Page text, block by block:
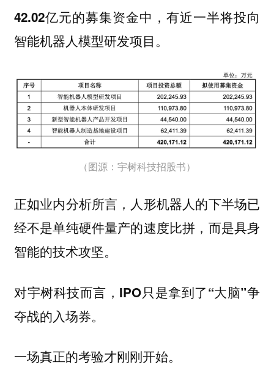
42.02亿元的募集资金中，有近一半将投向
智能机器人模型研发项目。
（图源：宇树科技招股书）
正如业内分析所言，人形机器人的下半场已
经不是单纯硬件量产的速度比拼，而是具身
智能的技术攻坚。
对宇树科技而言，IPO只是拿到了“大脑”争
夺战的入场券。
一场真正的考验才刚刚开始。